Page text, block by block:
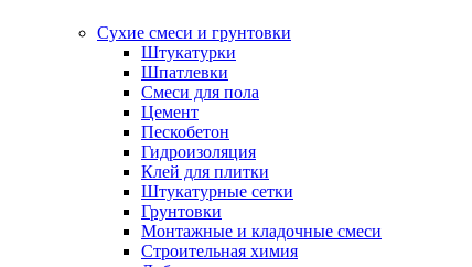
Сухие смеси и грунтовки
Штукатурки
Шпатлевки
Смеси для пола
Цемент
Пескобетон
Гидроизоляция
Клей для плитки
Штукатурные сетки
Грунтовки
Монтажные и кладочные смеси
Строительная химия